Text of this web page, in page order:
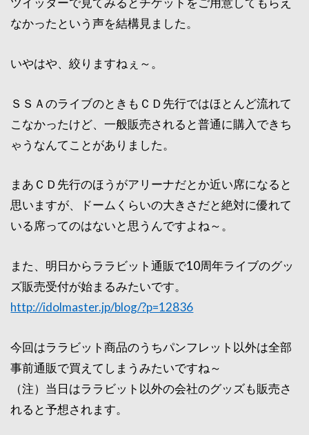
なかったという声を結構見ました。
いやはや、絞りますねぇ～。
ＳＳＡのライブのときもＣＤ先行ではほとんど流れて
こなかったけど、一般販売されると普通に購入できち
ゃうなんてことがありました。
まあＣＤ先行のほうがアリーナだとか近い席になると
思いますが、ドームくらいの大きさだと絶対に優れて
いる席ってのはないと思うんですよね～。
また、明日からララビット通販で10周年ライブのグッ
ズ販売受付が始まるみたいです。
http://idolmaster.jp/blog/?p=12836
今回はララビット商品のうちパンフレット以外は全部
事前通販で買えてしまうみたいですね～
（注）当日はララビット以外の会社のグッズも販売さ
れると予想されます。